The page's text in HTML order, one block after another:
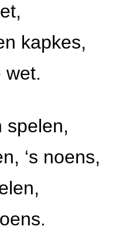
kapkes,
wet.
spelen,
‘s noens,